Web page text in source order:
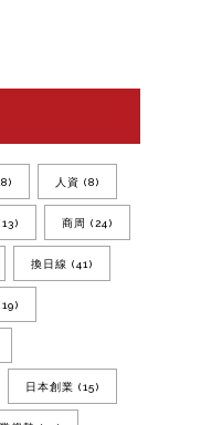
人資 (8)
商周 (24)
換日線 (41)
日本創業 (15)